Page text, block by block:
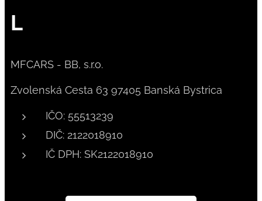
L
MFCARS - BB, s.r.o.
Zvolenská Cesta 63 97405 Banská Bystrica
IČO: 55513239
DIČ: 2122018910
IČ DPH: SK2122018910